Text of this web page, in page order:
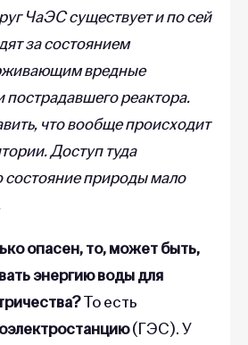
ЧаЭС существует и по сей
за состоянием
вредные
пострадавшего реактора.
что вообще происходит
Доступ туда
состояние природы мало
опасен, то, может быть,
энергию воды для
То есть
(ГЭС). У